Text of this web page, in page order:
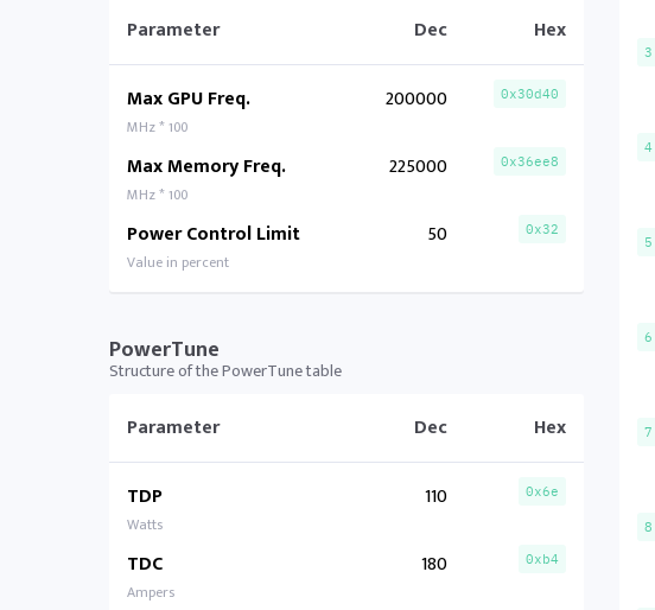
Parameter Dec Hex
Max GPU Freq.
MHz * 100
200000 0x30d40
Max Memory Freq.
MHz * 100
225000 0x36ee8
Power Control Limit
Value in percent
50 0x32
PowerTune
Structure of the PowerTune table
Parameter Dec Hex
TDP
Watts
110 0x6e
TDC
Ampers
180 0xb4
3
4
5
6
7
8